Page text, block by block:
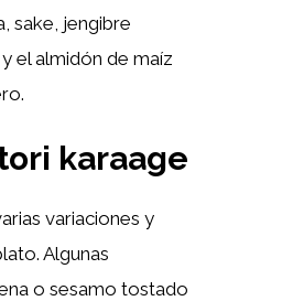
sake, jengibre
el almidón de maíz
karaage
variaciones y
Algunas
o sesamo tostado